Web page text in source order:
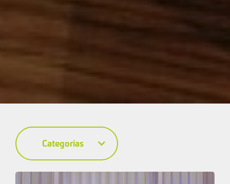
Categorias